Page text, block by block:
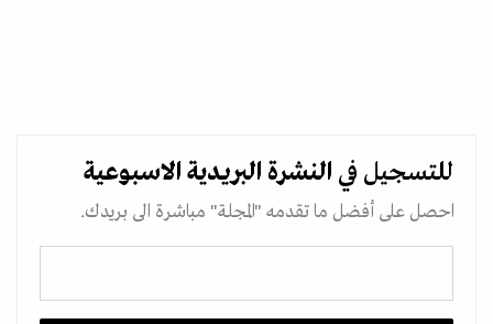
للتسجيل في النشرة البريدية الاسبوعية
احصل على أفضل ما تقدمه "المجلة" مباشرة الى بريدك.